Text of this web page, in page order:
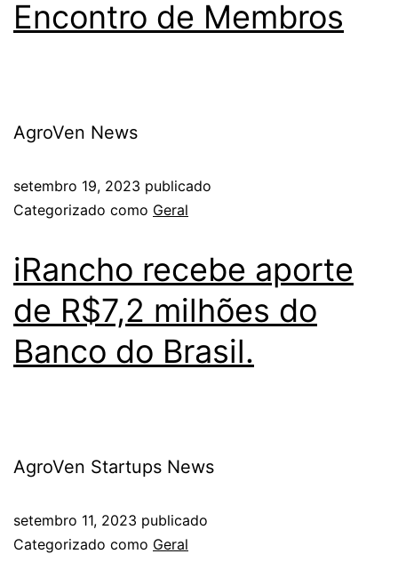
Encontro de Membros
AgroVen News
setembro 19, 2023 publicado
Categorizado como Geral
iRancho recebe aporte
de R$7,2 milhões do
Banco do Brasil.
AgroVen Startups News
setembro 11, 2023 publicado
Categorizado como Geral